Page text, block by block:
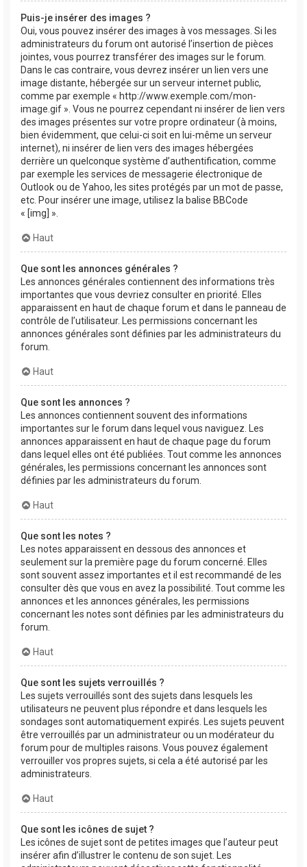
Puis-je insérer des images ?
Oui, vous pouvez insérer des images à vos messages. Si les
administrateurs du forum ont autorisé l’insertion de pièces
jointes, vous pourrez transférer des images sur le forum.
Dans le cas contraire, vous devrez insérer un lien vers une
image distante, hébergée sur un serveur internet public,
comme par exemple « http://www.exemple.com/mon-
image.gif ». Vous ne pourrez cependant ni insérer de lien vers
des images présentes sur votre propre ordinateur (à moins,
bien évidemment, que celui-ci soit en lui-même un serveur
internet), ni insérer de lien vers des images hébergées
derrière un quelconque système d’authentification, comme
par exemple les services de messagerie électronique de
Outlook ou de Yahoo, les sites protégés par un mot de passe,
etc. Pour insérer une image, utilisez la balise BBCode
« [img] ».
Haut
Que sont les annonces générales ?
Les annonces générales contiennent des informations très
importantes que vous devriez consulter en priorité. Elles
apparaissent en haut de chaque forum et dans le panneau de
contrôle de l’utilisateur. Les permissions concernant les
annonces générales sont définies par les administrateurs du
forum.
Haut
Que sont les annonces ?
Les annonces contiennent souvent des informations
importantes sur le forum dans lequel vous naviguez. Les
annonces apparaissent en haut de chaque page du forum
dans lequel elles ont été publiées. Tout comme les annonces
générales, les permissions concernant les annonces sont
définies par les administrateurs du forum.
Haut
Que sont les notes ?
Les notes apparaissent en dessous des annonces et
seulement sur la première page du forum concerné. Elles
sont souvent assez importantes et il est recommandé de les
consulter dès que vous en avez la possibilité. Tout comme les
annonces et les annonces générales, les permissions
concernant les notes sont définies par les administrateurs du
forum.
Haut
Que sont les sujets verrouillés ?
Les sujets verrouillés sont des sujets dans lesquels les
utilisateurs ne peuvent plus répondre et dans lesquels les
sondages sont automatiquement expirés. Les sujets peuvent
être verrouillés par un administrateur ou un modérateur du
forum pour de multiples raisons. Vous pouvez également
verrouiller vos propres sujets, si cela a été autorisé par les
administrateurs.
Haut
Que sont les icônes de sujet ?
Les icônes de sujet sont de petites images que l’auteur peut
insérer afin d’illustrer le contenu de son sujet. Les